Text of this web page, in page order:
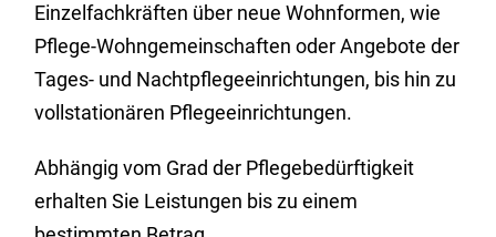
Einzelfachkräften über neue Wohnformen, wie
Pflege-Wohngemeinschaften oder Angebote der
Tages- und Nachtpflegeeinrichtungen, bis hin zu
vollstationären Pflegeeinrichtungen.
Abhängig vom Grad der Pflegebedürftigkeit
erhalten Sie Leistungen bis zu einem